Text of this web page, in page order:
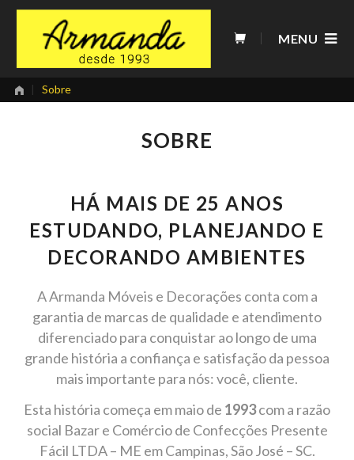
Skip
content
MENU
| Sobre
SOBRE
HÁ MAIS DE 25 ANOS
ESTUDANDO, PLANEJANDO E
DECORANDO AMBIENTES
A Armanda Móveis e Decorações conta com a
garantia de marcas de qualidade e atendimento
diferenciado para conquistar ao longo de uma
grande história a confiança e satisfação da pessoa
mais importante para nós: você, cliente.
Esta história começa em maio de 1993com a razão
social Bazar e Comércio de Confecções Presente
Fácil LTDA – ME em Campinas, São José – SC.